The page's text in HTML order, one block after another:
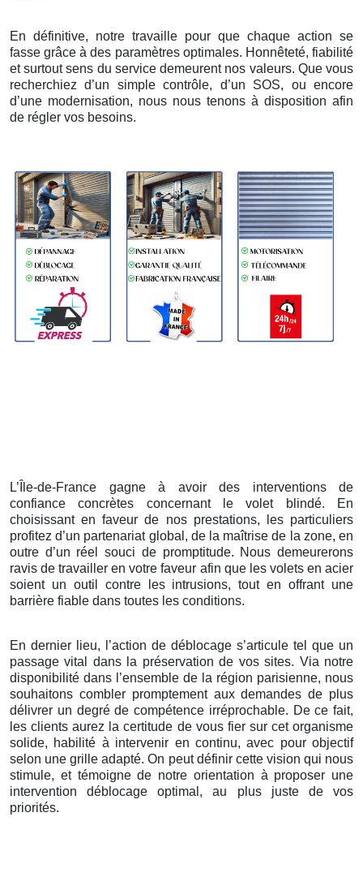
En définitive, notre travaille pour que chaque action se
fasse grâce à des paramètres optimales. Honnêteté, fiabilité
et surtout sens du service demeurent nos valeurs. Que vous
recherchiez d’un simple contrôle, d’un SOS, ou encore
d’une modernisation, nous nous tenons à disposition afin
de régler vos besoins.
L’Île-de-France gagne à avoir des interventions de
confiance concrètes concernant le volet blindé. En
choisissant en faveur de nos prestations, les particuliers
profitez d’un partenariat global, de la maîtrise de la zone, en
outre d’un réel souci de promptitude. Nous demeurerons
ravis de travailler en votre faveur afin que les volets en acier
soient un outil contre les intrusions, tout en offrant une
barrière fiable dans toutes les conditions.
En dernier lieu, l’action de déblocage s’articule tel que un
passage vital dans la préservation de vos sites. Via notre
disponibilité dans l’ensemble de la région parisienne, nous
souhaitons combler promptement aux demandes de plus
délivrer un degré de compétence irréprochable. De ce fait,
les clients aurez la certitude de vous fier sur cet organisme
solide, habilité à intervenir en continu, avec pour objectif
selon une grille adapté. On peut définir cette vision qui nous
stimule, et témoigne de notre orientation à proposer une
intervention déblocage optimal, au plus juste de vos
priorités.